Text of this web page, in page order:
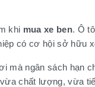
khi mua xe ben. Ô
có cơ hội sở hữu
mà ngân sách
chất lượng, vừa